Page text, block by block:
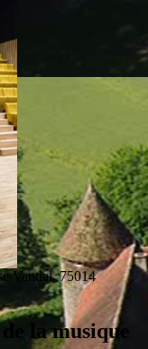
Vandal, 75014
la musique